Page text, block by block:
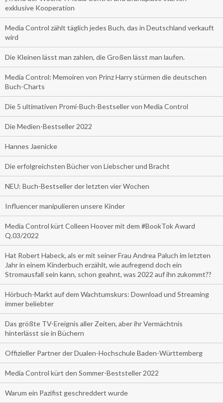
exklusive Kooperation
Media Control zählt täglich jedes Buch, das in Deutschland verkauft
wird
Die Kleinen lässt man zahlen, die Großen lässt man laufen.
Media Control: Memoiren von Prinz Harry stürmen die deutschen
Buch-Charts
Die 5 ultimativen Promi-Buch-Bestseller von Media Control
Die Medien-Bestseller 2022
Hannes Jaenicke
Die erfolgreichsten Bücher von Liebscher und Bracht
NEU: Buch-Bestseller der letzten vier Wochen
Influencer manipulieren unsere Kinder
Media Control kürt Colleen Hoover mit dem #BookTok Award
Q.03/2022
Hat Robert Habeck, als er mit seiner Frau Andrea Paluch im letzten
Jahr in einem Kinderbuch erzählt, wie aufregend doch ein
Stromausfall sein kann, schon geahnt, was 2022 auf ihn zukommt??
Hörbuch-Markt auf dem Wachtumskurs: Download und Streaming
immer beliebter
Das größte TV-Ereignis aller Zeiten, aber ihr Vermächtnis
hinterlässt sie in Büchern
Offizieller Partner der Dualen-Hochschule Baden-Württemberg
Media Control kürt den Sommer-Beststeller 2022
Warum ein Pazifist geschreddert wurde